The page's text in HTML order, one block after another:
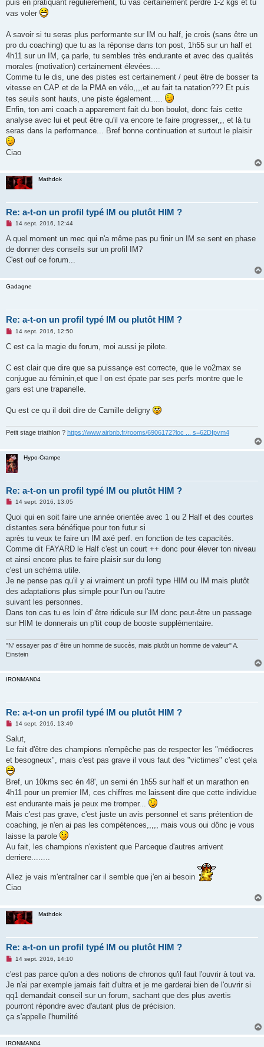
puis en pratiquant régulièrement, tu vas certainement perdre 1-2 kgs et tu
vas voler
A savoir si tu seras plus performante sur IM ou half, je crois (sans être un
pro du coaching) que tu as la réponse dans ton post, 1h55 sur un half et
4h11 sur un IM, ça parle, tu sembles très endurante et avec des qualités
morales (motivation) certainement élevées....
Comme tu le dis, une des pistes est certainement / peut être de bosser ta
vitesse en CAP et de la PMA en vélo,,,,et au fait ta natation??? Et puis
tes seuils sont hauts, une piste également.....
Enfin, ton ami coach a apparement fait du bon boulot, donc fais cette
analyse avec lui et peut être qu'il va encore te faire progresser,,, et là tu
seras dans la performance... Bref bonne continuation et surtout le plaisir
Ciao
Mathdok
Re: a-t-on un profil typé IM ou plutôt HIM ?
M
s
a
g
o
n
14 sept. 2016, 12:44
A quel moment un mec qui n'a même pas pu finir un IM se sent en phase
de donner des conseils sur un profil IM?
C'est ouf ce forum...
Gadagne
Re: a-t-on un profil typé IM ou plutôt HIM ?
M
s
g
n
o
u
14 sept. 2016, 12:50
C est ca la magie du forum, moi aussi je pilote.
C est clair que dire que sa puissançe est correcte, que le vo2max se
conjugue au féminin,et que l on est épate par ses perfs montre que le
gars est une trapanelle.
Qu est ce qu il doit dire de Camille deligny
Petit stage triathlon ? https://www.airbnb.fr/rooms/6906172?loc ... s=62DIpvm4
Hypo-Crampe
Re: a-t-on un profil typé IM ou plutôt HIM ?
M
s
a
g
n
o
l
u
14 sept. 2016, 13:05
Quoi qui en soit faire une année orientée avec 1 ou 2 Half et des courtes
distantes sera bénéfique pour ton futur si
après tu veux te faire un IM axé perf. en fonction de tes capacités.
Comme dit FAYARD le Half c'est un court ++ donc pour élever ton niveau
et ainsi encore plus te faire plaisir sur du long
c'est un schéma utile.
Je ne pense pas qu'il y ai vraiment un profil type HIM ou IM mais plutôt
des adaptations plus simple pour l'un ou l'autre
suivant les personnes.
Dans ton cas tu es loin d' être ridicule sur IM donc peut-être un passage
sur HIM te donnerais un p'tit coup de booste supplémentaire.
"N' essayer pas d' être un homme de succès, mais plutôt un homme de valeur" A.
Einstein
IRONMAN04
Re: a-t-on un profil typé IM ou plutôt HIM ?
M
s
a
g
e
n
o
n
l
u
14 sept. 2016, 13:49
Salut,
Le fait d'être des champions n'empêche pas de respecter les "médiocres
et besogneux", mais c'est pas grave il vous faut des "victimes" c'est çela
Bref, un 10kms sec én 48', un semi én 1h55 sur half et un marathon en
4h11 pour un premier IM, ces chiffres me laissent dire que cette individue
est endurante mais je peux me tromper...
Mais c'est pas grave, c'est juste un avis personnel et sans prétention de
coaching, je n'en ai pas les compétences,,,,, mais vous oui dônc je vous
laisse la parole
Au fait, les champions n'existent que Parceque d'autres arrivent
derriere........
Allez je vais m'entraîner car il semble que j'en ai besoin
Ciao
Mathdok
Re: a-t-on un profil typé IM ou plutôt HIM ?
M
s
a
g
e
n
o
u
14 sept. 2016, 14:10
c'est pas parce qu'on a des notions de chronos qu'il faut l'ouvrir à tout va.
Je n'ai par exemple jamais fait d'ultra et je me garderai bien de l'ouvrir si
qq1 demandait conseil sur un forum, sachant que des plus avertis
pourront répondre avec d'autant plus de précision.
ça s'appelle l'humilité
IRONMAN04